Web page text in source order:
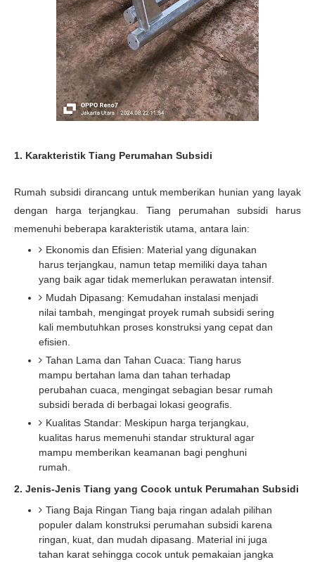
1. Karakteristik Tiang Perumahan Subsidi
Rumah subsidi dirancang untuk memberikan hunian yang layak
dengan harga terjangkau. Tiang perumahan subsidi harus
memenuhi beberapa karakteristik utama, antara lain:
Ekonomis dan Efisien: Material yang digunakan
harus terjangkau, namun tetap memiliki daya tahan
yang baik agar tidak memerlukan perawatan intensif.
Mudah Dipasang: Kemudahan instalasi menjadi
nilai tambah, mengingat proyek rumah subsidi sering
kali membutuhkan proses konstruksi yang cepat dan
efisien.
Tahan Lama dan Tahan Cuaca: Tiang harus
mampu bertahan lama dan tahan terhadap
perubahan cuaca, mengingat sebagian besar rumah
subsidi berada di berbagai lokasi geografis.
Kualitas Standar: Meskipun harga terjangkau,
kualitas harus memenuhi standar struktural agar
mampu memberikan keamanan bagi penghuni
rumah.
2. Jenis-Jenis Tiang yang Cocok untuk Perumahan Subsidi
Tiang Baja Ringan Tiang baja ringan adalah pilihan
populer dalam konstruksi perumahan subsidi karena
ringan, kuat, dan mudah dipasang. Material ini juga
tahan karat sehingga cocok untuk pemakaian jangka